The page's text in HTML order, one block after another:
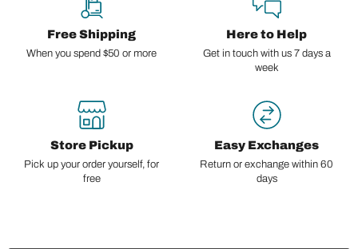
Free Shipping
When you spend $50 or more
Here to Help
Get in touch with us 7 days a
week
Store Pickup
Pick up your order yourself, for
free
Easy Exchanges
Return or exchange within 60
days